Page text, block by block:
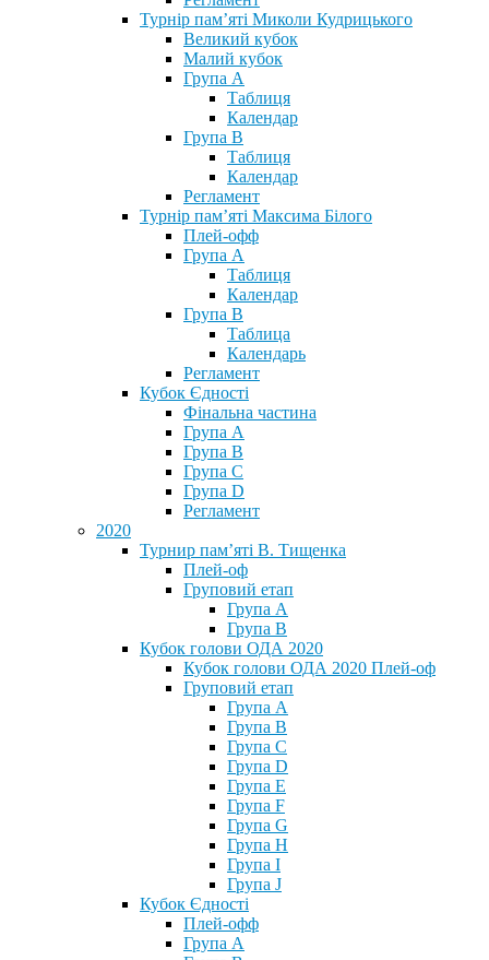
Турнір пам’яті Миколи Кудрицького
Великий кубок
Малий кубок
Група А
Таблиця
Календар
Група В
Таблиця
Календар
Регламент
Турнір пам’яті Максима Білого
Плей-офф
Група А
Таблиця
Календар
Група В
Таблица
Календарь
Регламент
Кубок Єдності
Фінальна частина
Група А
Група В
Група С
Група D
Регламент
2020
Турнир пам’яті В. Тищенка
Плей-оф
Груповий етап
Група А
Група В
Кубок голови ОДА 2020
Кубок голови ОДА 2020 Плей-оф
Груповий етап
Група A
Група B
Група C
Група D
Група E
Група F
Група G
Група H
Група I
Група J
Кубок Єдності
Плей-офф
Група А